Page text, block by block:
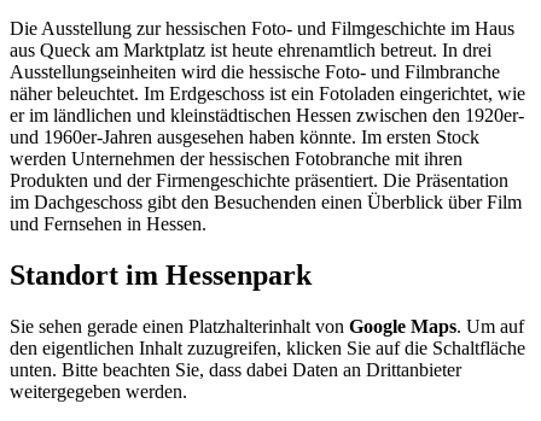
Die Ausstellung zur hessischen Foto- und Filmgeschichte im Haus
aus Queck am Marktplatz ist heute ehrenamtlich betreut. In drei
Ausstellungseinheiten wird die hessische Foto- und Filmbranche
näher beleuchtet. Im Erdgeschoss ist ein Fotoladen eingerichtet, wie
er im ländlichen und kleinstädtischen Hessen zwischen den 1920er-
und 1960er-Jahren ausgesehen haben könnte. Im ersten Stock
werden Unternehmen der hessischen Fotobranche mit ihren
Produkten und der Firmengeschichte präsentiert. Die Präsentation
im Dachgeschoss gibt den Besuchenden einen Überblick über Film
und Fernsehen in Hessen.
Standort im Hessenpark
Sie sehen gerade einen Platzhalterinhalt von Google Maps. Um auf
den eigentlichen Inhalt zuzugreifen, klicken Sie auf die Schaltfläche
unten. Bitte beachten Sie, dass dabei Daten an Drittanbieter
weitergegeben werden.